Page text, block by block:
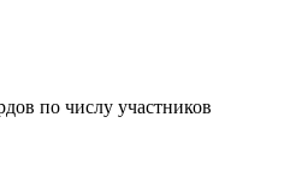
по числу участников